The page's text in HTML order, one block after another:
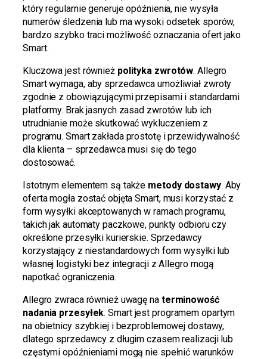
który regularnie generuje opóźnienia, nie wysyła
numerów śledzenia lub ma wysoki odsetek sporów,
bardzo szybko traci możliwość oznaczania ofert jako
Smart.
Kluczowa jest również polityka zwrotów. Allegro
Smart wymaga, aby sprzedawca umożliwiał zwroty
zgodnie z obowiązującymi przepisami i standardami
platformy. Brak jasnych zasad zwrotów lub ich
utrudnianie może skutkować wykluczeniem z
programu. Smart zakłada prostotę i przewidywalność
dla klienta – sprzedawca musi się do tego
dostosować.
Istotnym elementem są także metody dostawy. Aby
oferta mogła zostać objęta Smart, musi korzystać z
form wysyłki akceptowanych w ramach programu,
takich jak automaty paczkowe, punkty odbioru czy
określone przesyłki kurierskie. Sprzedawcy
korzystający z niestandardowych form wysyłki lub
własnej logistyki bez integracji z Allegro mogą
napotkać ograniczenia.
Allegro zwraca również uwagę na terminowość
nadania przesyłek. Smart jest programem opartym
na obietnicy szybkiej i bezproblemowej dostawy,
dlatego sprzedawcy z długim czasem realizacji lub
częstymi opóźnieniami mogą nie spełnić warunków